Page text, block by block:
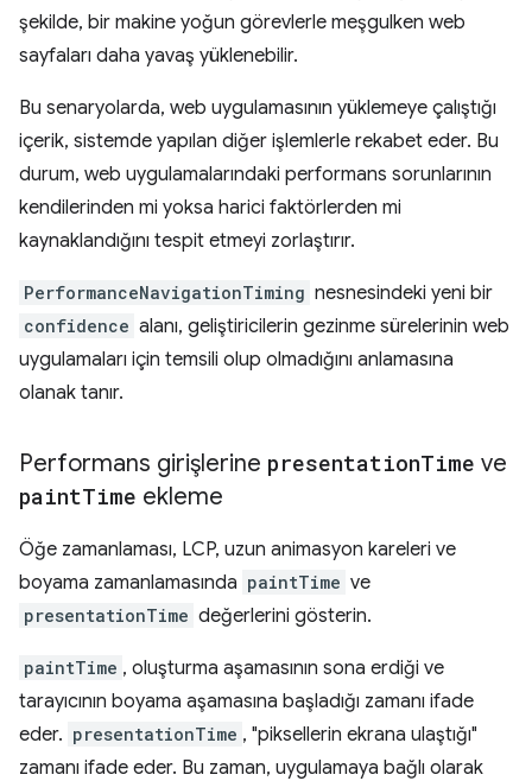
şekilde, bir makine yoğun görevlerle meşgulken web
sayfaları daha yavaş yüklenebilir.
Bu senaryolarda, web uygulamasının yüklemeye çalıştığı
içerik, sistemde yapılan diğer işlemlerle rekabet eder. Bu
durum, web uygulamalarındaki performans sorunlarının
kendilerinden mi yoksa harici faktörlerden mi
kaynaklandığını tespit etmeyi zorlaştırır.
PerformanceNavigationTiming nesnesindeki yeni bir
confidence alanı, geliştiricilerin gezinme sürelerinin web
uygulamaları için temsili olup olmadığını anlamasına
olanak tanır.
Performans girişlerine presentationTime ve
paintTime ekleme
Öğe zamanlaması, LCP, uzun animasyon kareleri ve
boyama zamanlamasında paintTime ve
presentationTime değerlerini gösterin.
paintTime , oluşturma aşamasının sona erdiği ve
tarayıcının boyama aşamasına başladığı zamanı ifade
eder. presentationTime , "piksellerin ekrana ulaştığı"
zamanı ifade eder. Bu zaman, uygulamaya bağlı olarak